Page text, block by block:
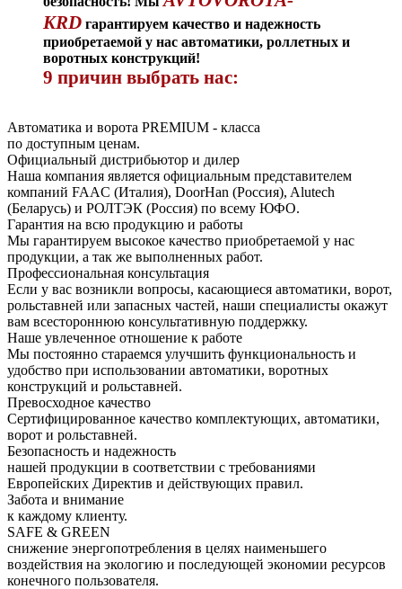
KRD гарантируем качество и надежность
приобретаемой у нас автоматики, роллетных и
воротных конструкций!
9 причин выбрать нас:
Автоматика и ворота PREMIUM - класса
по доступным ценам.
Официальный дистрибьютор и дилер
Наша компания является официальным представителем
компаний FAAC (Италия), DoorHan (Россия), Alutech
(Беларусь) и РОЛТЭК (Россия) по всему ЮФО.
Гарантия на всю продукцию и работы
Мы гарантируем высокое качество приобретаемой у нас
продукции, а так же выполненных работ.
Профессиональная консультация
Если у вас возникли вопросы, касающиеся автоматики, ворот,
рольставней или запасных частей, наши специалисты окажут
вам всестороннюю консультативную поддержку.
Наше увлеченное отношение к работе
Мы постоянно стараемся улучшить функциональность и
удобство при использовании автоматики, воротных
конструкций и рольставней.
Превосходное качество
Сертифицированное качество комплектующих, автоматики,
ворот и рольставней.
Безопасность и надежность
нашей продукции в соответствии с требованиями
Европейских Директив и действующих правил.
Забота и внимание
к каждому клиенту.
SAFE & GREEN
снижение энергопотребления в целях наименьшего
воздействия на экологию и последующей экономии ресурсов
конечного пользователя.